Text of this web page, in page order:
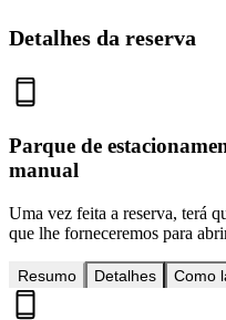
Detalhes da reserva
Parque de
manual
Uma vez feita a reserva, terá
que lhe forneceremos para
Resumo Detalhes Como